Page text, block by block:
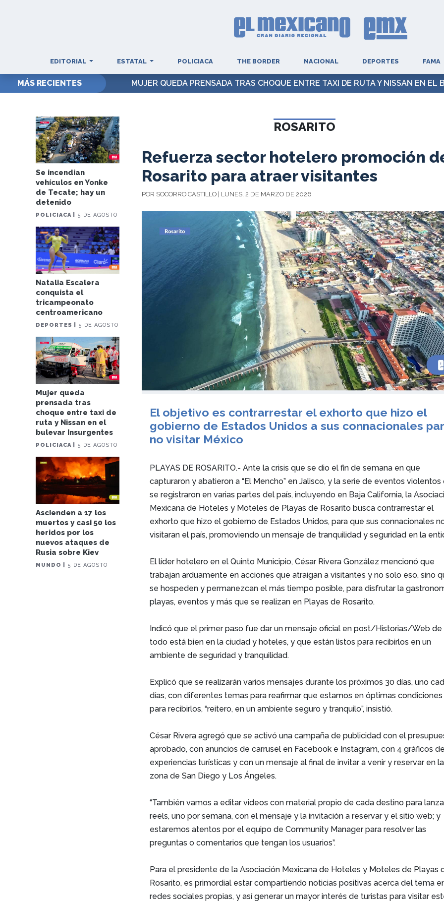
EDITORIAL ESTATAL POLICIACA THE BORDER NACIONAL DEPORTES FAMA
MÁS RECIENTES MUJER QUEDA PRENSADA TRAS CHOQUE ENTRE TAXI DE RUTA Y NISSAN EN EL
Se incendian
vehículos en Yonke
de Tecate; hay un
detenido
POLICIACA | 5 DE AGOSTO
Natalia Escalera
conquista el
tricampeonato
centroamericano
DEPORTES | 5 DE AGOSTO
Mujer queda
prensada tras
choque entre taxi de
ruta y Nissan en el
bulevar Insurgentes
POLICIACA | 5 DE AGOSTO
Ascienden a 17 los
muertos y casi 50 los
heridos por los
nuevos ataques de
Rusia sobre Kiev
MUNDO | 5 DE AGOSTO
ROSARITO
Refuerza sector hotelero promoción
Rosarito para atraer visitantes
POR SOCORRO CASTILLO | LUNES, 2 DE MARZO DE 2026
El objetivo es contrarrestar el exhorto que hizo el
gobierno de Estados Unidos a sus connacionales
no visitar México
PLAYAS DE ROSARITO.- Ante la crisis que se dio el fin de semana en que
capturaron y abatieron a “El Mencho” en Jalisco, y la serie de eventos violentos
se registraron en varias partes del país, incluyendo en Baja California, la
Mexicana de Hoteles y Moteles de Playas de Rosarito busca contrarrestar el
exhorto que hizo el gobierno de Estados Unidos, para que sus connacionales
visitaran el país, promoviendo un mensaje de tranquilidad y seguridad en la
El líder hotelero en el Quinto Municipio, César Rivera González mencionó que
trabajan arduamente en acciones que atraigan a visitantes y no solo eso, sino
se hospeden y permanezcan el más tiempo posible, para disfrutar la
playas, eventos y más que se realizan en Playas de Rosarito.
Indicó que el primer paso fue dar un mensaje oficial en post/Historias/Web de
todo está bien en la ciudad y hoteles, y que están listos para recibirlos en un
ambiente de seguridad y tranquilidad.
Explicó que se realizarán varios mensajes durante los próximos 30 días, uno
días, con diferentes temas para reafirmar que estamos en óptimas condiciones
para recibirlos, “reitero, en un ambiente seguro y tranquilo”, insistió.
César Rivera agregó que se activó una campaña de publicidad con el
aprobado, con anuncios de carrusel en Facebook e Instagram, con 4 gráficos
experiencias turísticas y con un mensaje al final de invitar a venir y reservar en la
zona de San Diego y Los Ángeles.
“También vamos a editar videos con material propio de cada destino para
reels, uno por semana, con el mensaje y la invitación a reservar y el sitio web; y
estaremos atentos por el equipo de Community Manager para resolver las
preguntas o comentarios que tengan los usuarios”.
Para el presidente de la Asociación Mexicana de Hoteles y Moteles de Playas
Rosarito, es primordial estar compartiendo noticias positivas acerca del tema
redes sociales propias, y así generar un mayor interés de turistas para visitar